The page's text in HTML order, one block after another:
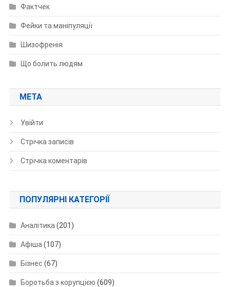
Фактчек
Фейки та маніпуляції
Шизофренія
Що болить людям
МЕТА
Увійти
Стрічка записів
Стрічка коментарів
ПОПУЛЯРНІ КАТЕГОРІЇ
Аналітика (201)
Афіша (107)
Бізнес (67)
Боротьба з корупцією (609)